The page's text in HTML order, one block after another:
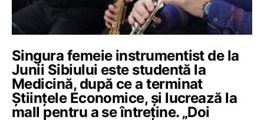
Singura femeie instrumentist de la
Junii Sibiului este studentă la
Medicină, după ce a terminat
Științele Economice, și lucrează la
mall pentru a se întreține. „Doi